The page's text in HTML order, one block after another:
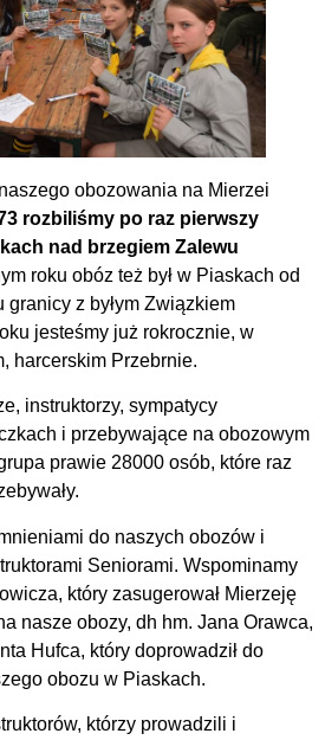
naszego obozowania na Mierzei
rozbiliśmy po raz pierwszy
nad brzegiem Zalewu
roku obóz też był w Piaskach od
granicy z byłym Związkiem
jesteśmy już rokrocznie, w
harcerskim Przebrnie.
instruktorzy, sympatycy
i przebywające na obozowym
prawie 28000 osób, które raz
do naszych obozów i
Seniorami. Wspominamy
który zasugerował Mierzeję
nasze obozy, dh hm. Jana Orawca,
Hufca, który doprowadził do
obozu w Piaskach.
którzy prowadzili i